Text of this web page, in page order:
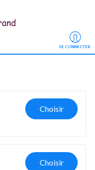
SE CONNECTER
Choisir
Choisir